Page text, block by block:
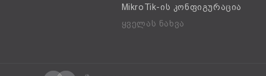
MikroTik-ის კონფიგურაცია
ყველას ნახვა